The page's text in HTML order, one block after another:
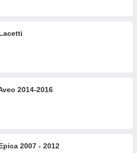
2014-2016
2007 - 2012